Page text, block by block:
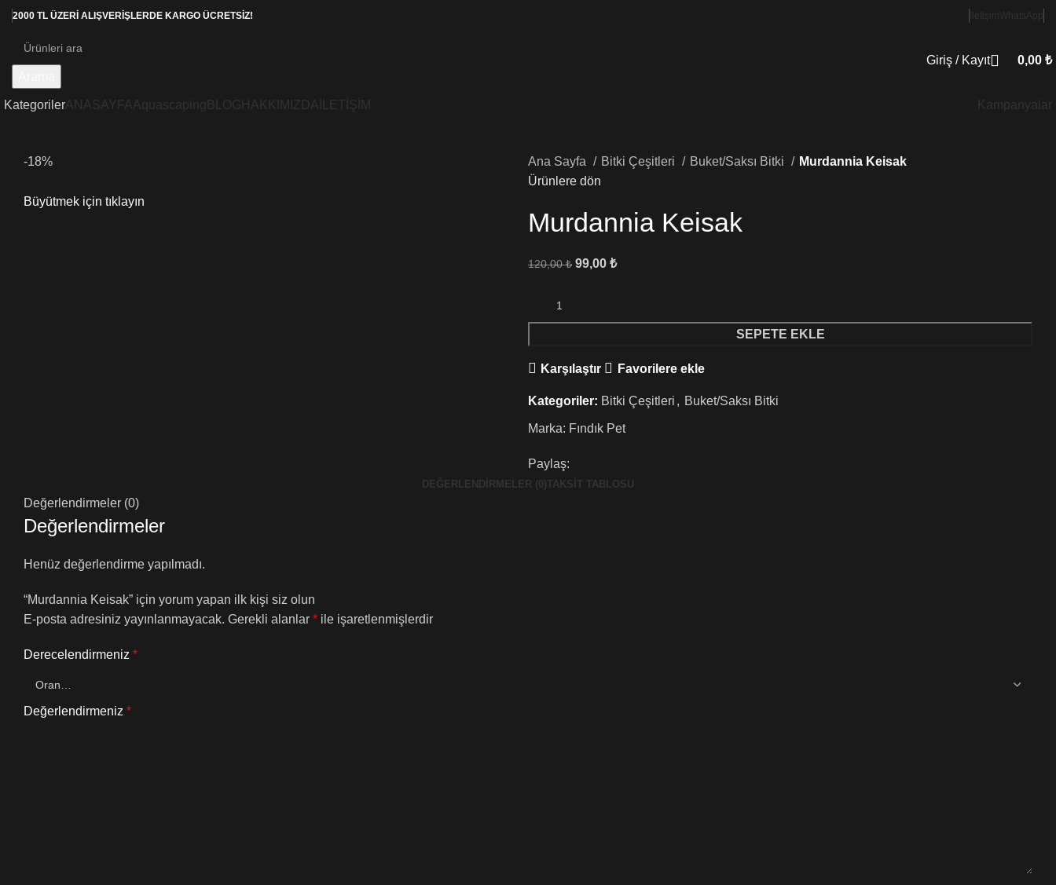
2000 TL ÜZERİ ALIŞVERİŞLERDE KARGO ÜCRETSİZ! İletişimWhatsApp
Giriş / Kayıt 0,00 ₺
KategorilerANASAYFAAquascaping BLOG HAKKIMIZDA İLETİŞİM Kampanyalar
-18%
Büyütmek için tıklayın
Ana Sayfa Bitki Çeşitleri Buket/Saksı Bitki
Murdannia Keisak
Ürünlere dön
Murdannia Keisak
120,00₺ 99,00 ₺
SEPETE EKLE
Karşılaştır Favorilere ekle
Kategoriler: Bitki Çeşitleri , Buket/Saksı Bitki
Marka: Fındık Pet
Paylaş:
DEĞERLENDIRMELER (0) TAKSIT TABLOSU
Değerlendirmeler (0)
Değerlendirmeler
Henüz değerlendirme yapılmadı.
“Murdannia Keisak” için yorum yapan ilk kişi siz olun
E-posta adresiniz yayınlanmayacak. Gerekli alanlar * ile işaretlenmişlerdir
Derecelendirmeniz *
Değerlendirmeniz *